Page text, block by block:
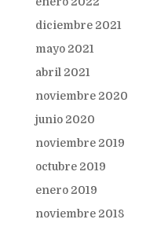
diciembre 2021
mayo 2021
abril 2021
noviembre 2020
junio 2020
noviembre 2019
octubre 2019
enero 2019
noviembre 2018